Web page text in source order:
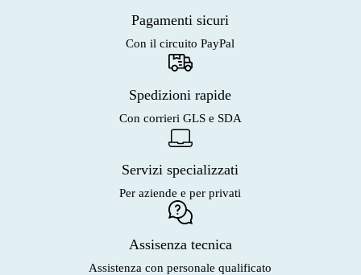
Pagamenti sicuri
Con il circuito PayPal
Spedizioni rapide
Con corrieri GLS e SDA
Servizi specializzati
Per aziende e per privati
Assisenza tecnica
Assistenza con personale qualificato